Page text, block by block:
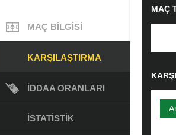
MAÇ BILGISI
KARŞILAŞTIRMA
İDDAA ORANLARI
İSTATISTIK
MAÇ